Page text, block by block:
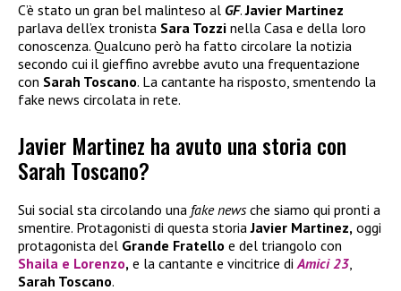
C’è stato un gran bel malinteso al GF.Javier Martinez
parlava dell’ex tronista Sara Tozzi nella Casa e della loro
conoscenza. Qualcuno però ha fatto circolare la notizia
secondo cui il gieffino avrebbe avuto una frequentazione
con Sarah Toscano. La cantante ha risposto, smentendo la
fake news circolata in rete.
Javier Martinez ha avuto una storia con
Sarah Toscano?
Sui social sta circolando una fake newsche siamo qui pronti a
smentire. Protagonisti di questa storiaJavier Martinez, oggi
protagonista del Grande Fratello e del triangolo con
Shaila e Lorenzo, e la cantante e vincitrice di Amici 23
Sarah Toscano.